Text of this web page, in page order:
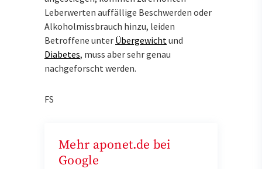
Leberwerten auffällige Beschwerden oder
Alkoholmissbrauch hinzu, leiden
Betroffene unter Übergewichtund
Diabetes, muss aber sehr genau
nachgeforscht werden.
FS
Mehr aponet.de bei
Google